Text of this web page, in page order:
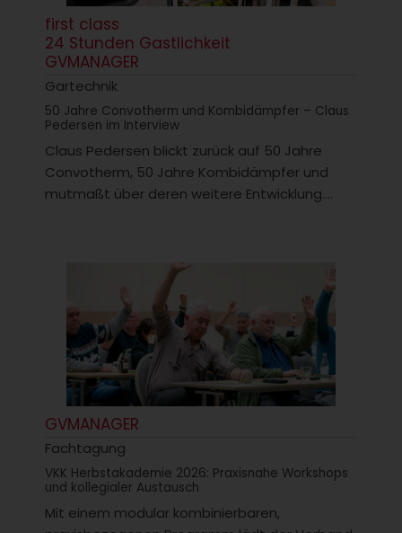
first class
24 Stunden Gastlichkeit
GVMANAGER
Gartechnik
50 Jahre Convotherm und Kombidämpfer – Claus
Pedersen im Interview
Claus Pedersen blickt zurück auf 50 Jahre
Convotherm, 50 Jahre Kombidämpfer und
mutmaßt über deren weitere Entwicklung....
GVMANAGER
Fachtagung
VKK Herbstakademie 2026: Praxisnahe Workshops
und kollegialer Austausch
Mit einem modular kombinierbaren,